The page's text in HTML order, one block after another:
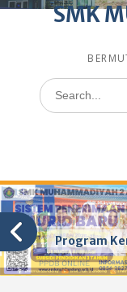
SMK
Search
for:
Program